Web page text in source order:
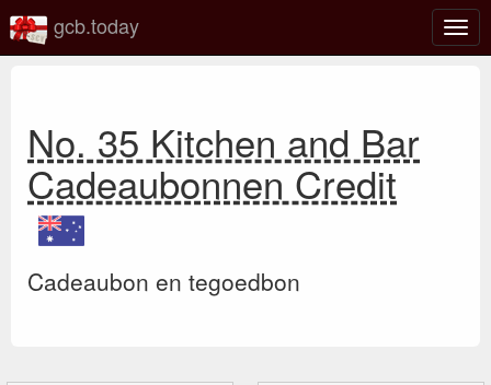
gcb.today
No. 35 Kitchen and Bar
Cadeaubonnen Credit
Cadeaubon en tegoedbon